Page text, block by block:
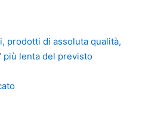
prodotti di assoluta qualità,
più lenta del previsto